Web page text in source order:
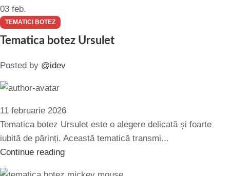
03 feb.
TEMATICI BOTEZ
Tematica botez Ursulet
Posted by @idev
11 februarie 2026
Tematica botez Ursulet este o alegere delicată și foarte
iubită de părinți. Această tematică transmi...
Continue reading